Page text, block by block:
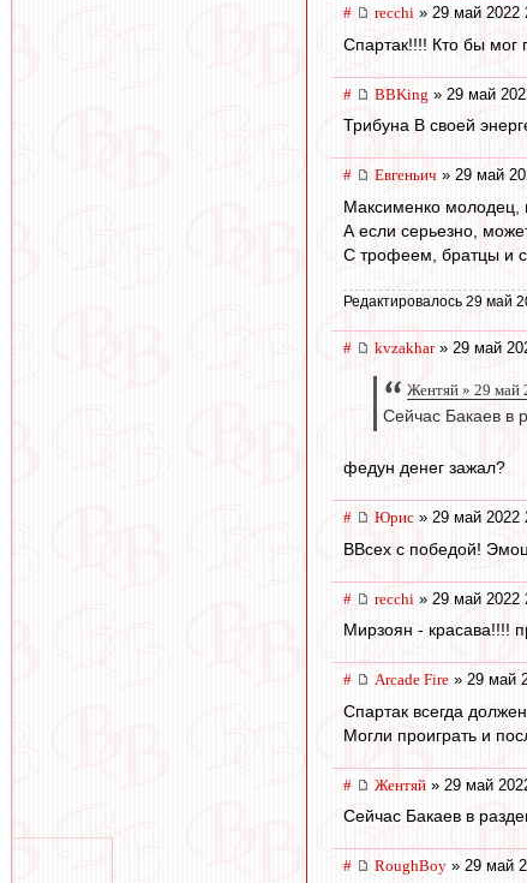
# recchi » 29 май 2022
Спартак!!!! Кто бы мог
# BBKing » 29 май
Трибуна B своей
# Евгеньич » 29 май
Максименко молодец,
А если серьезно,
С трофеем, братцы и
Редактировалось 29 май
# kvzakhar» 29 май
Жентяй » 29 май
Сейчас Бакаев в
федун денег зажал?
# Юрис » 29 май 2022
ВВсех с победой!
# recchi » 29 май 2022
Мирзоян - красава!!!!
# Arcade Fire » 29 май
Спартак всегда
Могли проиграть и
# Жентяй » 29 май
Сейчас Бакаев в
# RoughBoy » 29 май